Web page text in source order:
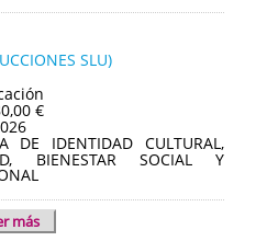
SLU)
€
DE IDENTIDAD CULTURAL,
BIENESTAR SOCIAL Y
más